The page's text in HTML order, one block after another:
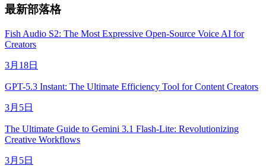
最新部落格
Fish Audio S2: The Most Expressive Open-Source Voice AI for
Creators
3月18日
GPT-5.3 Instant: The Ultimate Efficiency Tool for Content Creators
3月5日
The Ultimate Guide to Gemini 3.1 Flash-Lite: Revolutionizing
Creative Workflows
3月5日